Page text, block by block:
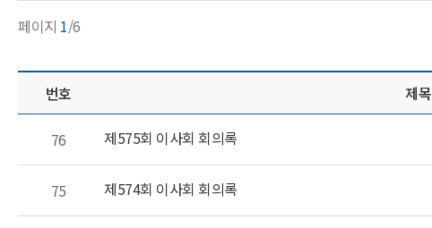
페이지 1/6
번호 제목
76 제575회 이사회 회의록
75 제574회 이사회 회의록